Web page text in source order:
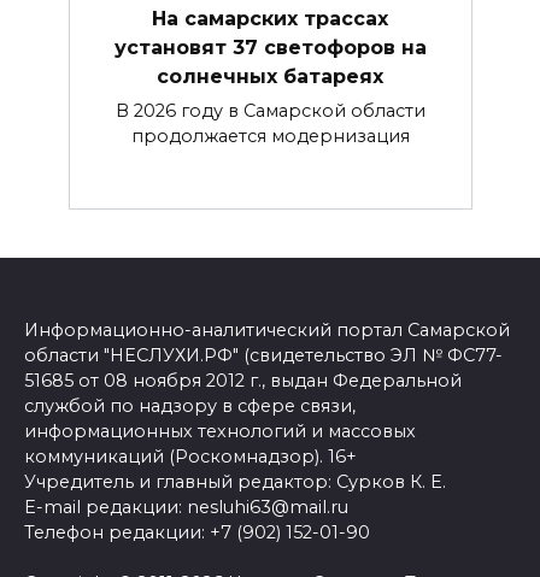
На самарских трассах
установят 37 светофоров на
солнечных батареях
В 2026 году в Самарской области
продолжается модернизация
Информационно-аналитический портал Самарской
области "НЕСЛУХИ.РФ" (свидетельство ЭЛ № ФС77-
51685 от 08 ноября 2012 г., выдан Федеральной
службой по надзору в сфере связи,
информационных технологий и массовых
коммуникаций (Роскомнадзор). 16+
Учредитель и главный редактор: Сурков К. Е.
E-mail редакции: nesluhi63@mail.ru
Телефон редакции: +7 (902) 152-01-90